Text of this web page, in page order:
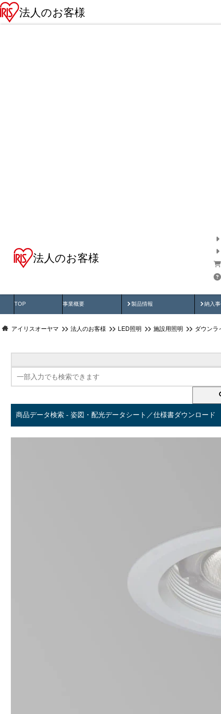
法人のお客様
法人のお客様
TOP 事業概要 製品情報
製品動画 納入
納
アイリスオーヤマ 法人のお客様 LED照明 施設用照明 ダウンラ
商品データ検索 - 姿図・配光データシート／仕様書ダウンロード